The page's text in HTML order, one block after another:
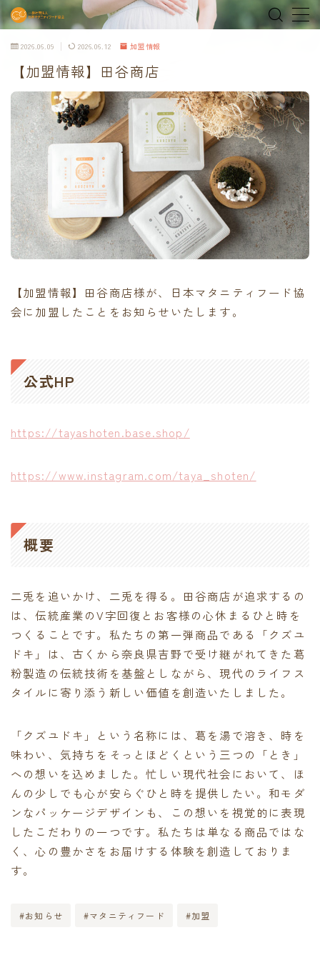
MENU
home
about
MEDIA & NEWS
shop
オンラインショップ
Tokyo Family Marche 府中店
2026.06.09 2026.06.12 加盟情報
【加盟情報】田谷商店
【加盟情報】田谷商店様が、日本マタニティフード協
会に加盟したことをお知らせいたします。
公式HP
https://tayashoten.base.shop/
https://www.instagram.com/taya_shoten/
概要
二兎を追いかけ、二兎を得る。田谷商店が追求するの
は、伝統産業のV字回復とお客様の心休まるひと時を
つくることです。私たちの第一弾商品である「クズユ
ドキ」は、古くから奈良県吉野で受け継がれてきた葛
粉製造の伝統技術を基盤としながら、現代のライフス
タイルに寄り添う新しい価値を創造いたしました。
「クズユドキ」という名称には、葛を湯で溶き、時を
味わい、気持ちをそっとほどくという三つの「とき」
への想いを込めました。忙しい現代社会において、ほ
んの少しでも心が安らぐひと時を提供したい。和モダ
ンなパッケージデザインも、この想いを視覚的に表現
したこだわりの一つです。私たちは単なる商品ではな
く、心の豊かさをお届けする体験を創造しておりま
す。
#お知らせ #マタニティフード #加盟